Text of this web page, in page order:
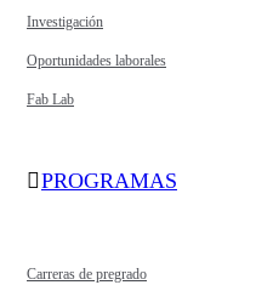
Investigación
Oportunidades laborales
Fab Lab
PROGRAMAS
Carreras de pregrado